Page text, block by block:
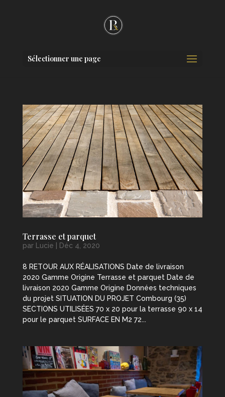
Sélectionner une page
Terrasse et parquet
par Lucie Déc 4, 2020
8 RETOUR AUX RÉALISATIONS Date de livraison
2020 Gamme Origine Terrasse et parquet Date de
livraison 2020 Gamme Origine Données techniques
du projet SITUATION DU PROJET Combourg (35)
SECTIONS UTILISÉES 70 x 20 pour la terrasse 90 x 14
pour le parquet SURFACE EN M2 72...